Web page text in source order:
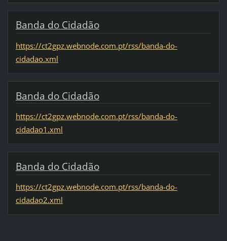
Banda do Cidadão
https://ct2gpz.webnode.com.pt/rss/banda-do-
cidadao.xml
Banda do Cidadão
https://ct2gpz.webnode.com.pt/rss/banda-do-
cidadao1.xml
Banda do Cidadão
https://ct2gpz.webnode.com.pt/rss/banda-do-
cidadao2.xml